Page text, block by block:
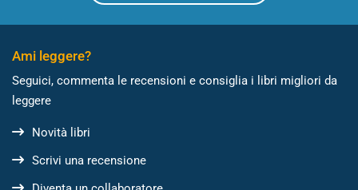
Ami leggere?
Seguici, commenta le recensioni e consiglia i libri migliori da
leggere
Novità libri
Scrivi una recensione